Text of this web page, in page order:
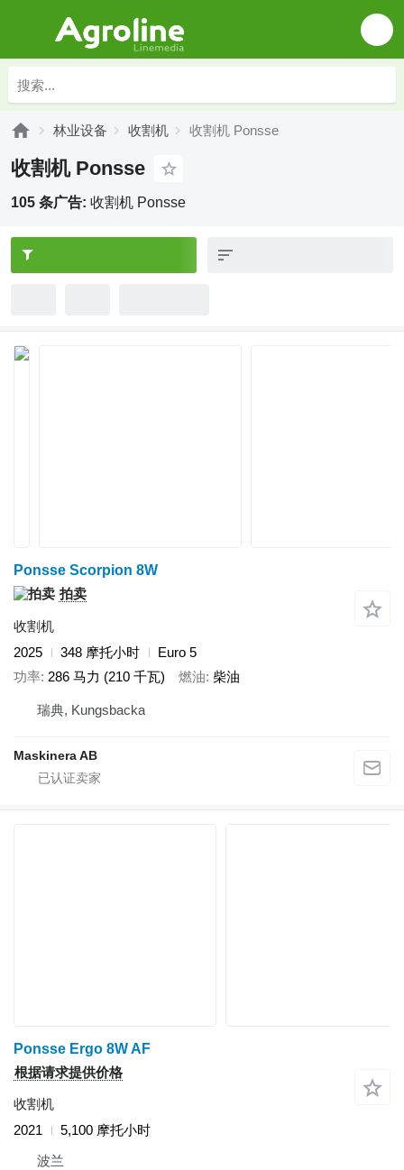
林业设备 收割机 收割机 Ponsse
收割机 Ponsse
105 条广告: 收割机 Ponsse
Ponsse Scorpion 8W
拍卖
收割机
2025
348 摩托小时
Euro 5
功率 286 马力 (210 千瓦) 燃油 柴油
瑞典, Kungsbacka
Maskinera AB
Ponsse Ergo 8W AF
根据请求提供价格
收割机
2021
5,100 摩托小时
波兰